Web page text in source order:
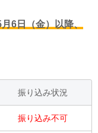
6日（金）以降、
振り込み状況
振り込み不可